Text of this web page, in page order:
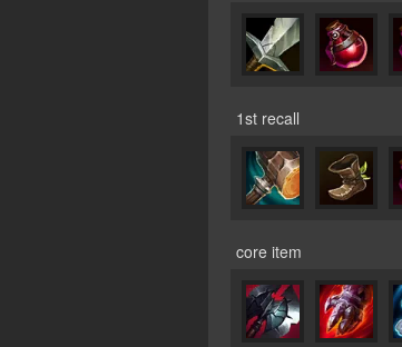
1st recall
core item